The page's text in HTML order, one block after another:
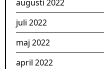
augusti 2022
juli 2022
maj 2022
april 2022